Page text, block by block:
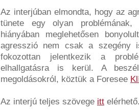
Az interjúban elmondta, hogy az
tünete egy olyan
hiányában meglehetősen
agresszió nem csak a szegény
fokozottan jelentkezik a
elhallgatásra is kerül. A
megoldásokról, köztük a Foresee
Az interjú teljes szövege itt